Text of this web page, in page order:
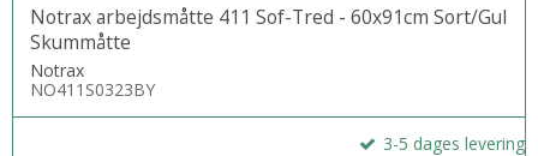
Notrax arbejdsmåtte 411 Sof-Tred - 60x91cm Sort/Gul
Skummåtte
Notrax
NO411S0323BY
3-5 dages levering